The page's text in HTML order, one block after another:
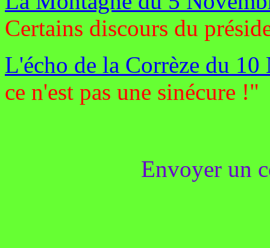
Certains discours du
L'écho de la Corrèze du
ce n'est pas une sinécure !"
Envoyer un